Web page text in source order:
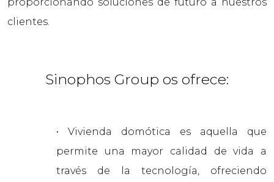
clientes.
Sinophos Group os ofrece:
• Vivienda domótica es aquella que
permite una mayor calidad de vida a
través de la tecnología, ofreciendo